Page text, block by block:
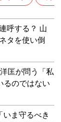
呼する？ 山
タを使い倒
匡が問う「私
るのではない
ま守るべき